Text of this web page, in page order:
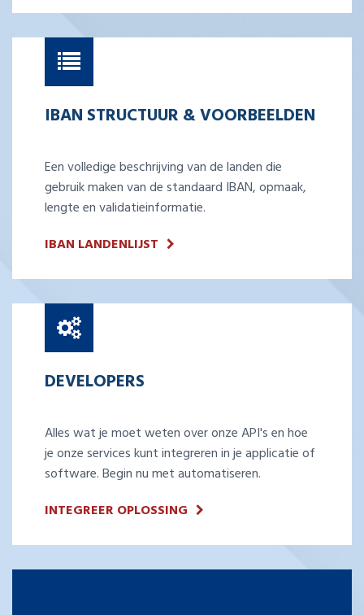
IBAN STRUCTUUR & VOORBEELDEN
Een volledige beschrijving van de landen die
gebruik maken van de standaard IBAN, opmaak,
lengte en validatieinformatie.
IBAN LANDENLIJST
DEVELOPERS
Alles wat je moet weten over onze API's en hoe
je onze services kunt integreren in je applicatie of
software. Begin nu met automatiseren.
INTEGREER OPLOSSING